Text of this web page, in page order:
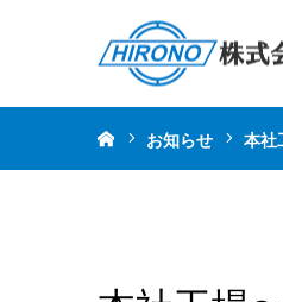
お知らせ 本社